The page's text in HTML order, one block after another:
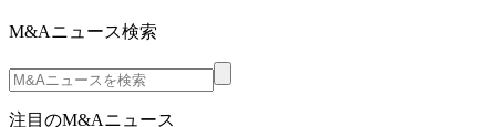
M&Aニュース検索
注目のM&Aニュース